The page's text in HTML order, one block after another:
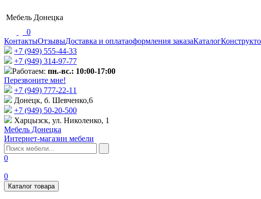
Мебель Донецка
0
КонтактыОтзывыДоставка и оплатаоформления заказаКаталог
+7 (949) 555-44-33
+7 (949) 314-97-77
Работаем: пн.-вс.: 10:00-17:00
Перезвоните мне!
+7 (‎949) 777-22-11
Донецк, б. Шевченко,6
+7 (949) 50-20-500
Харцызск, ул. Николенко, 1
Мебель Донецка
Интернет-магазин мебели
0
0
Каталог товара